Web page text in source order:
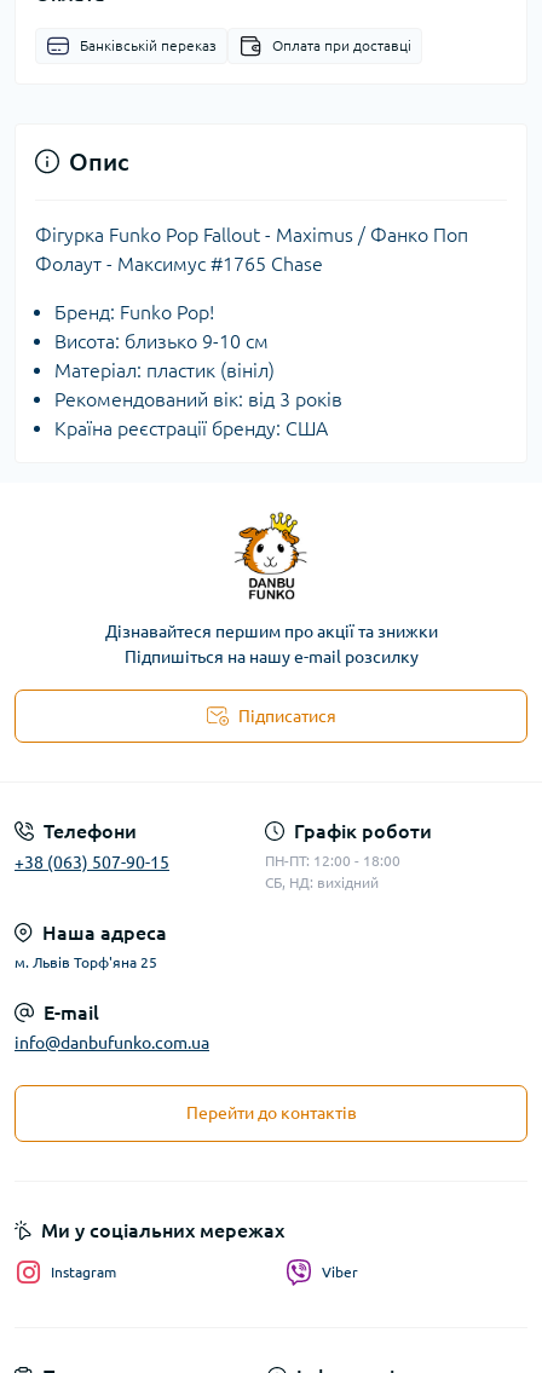
Банківській переказ Оплата при доставці
Опис
Фігурка Funko Pop Fallout - Maximus / Фанко Поп
Фолаут - Максимус #1765 Chase
Бренд: Funko Pop!
Висота: близько 9-10 см
Матеріал: пластик (вініл)
Рекомендований вік: від 3 років
Країна реєстрації бренду: США
Дізнавайтеся першим про акції та знижки
Підпишіться на нашу e-mail розсилку
Підписатися
Телефони
+38 (063) 507-90-15
Графік роботи
ПН-ПТ: 12:00 - 18:00
СБ, НД: вихідний
Наша адреса
м. Львів Торф'яна 25
E-mail
info@danbufunko.com.ua
Перейти до контактів
Ми у соціальних мережах
Instagram Viber